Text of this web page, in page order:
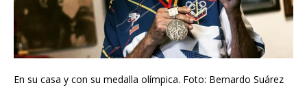
En su casa y con su medalla olímpica. Foto: Bernardo Suárez